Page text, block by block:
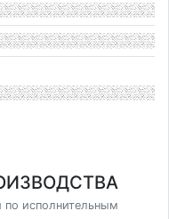
по исполнительным